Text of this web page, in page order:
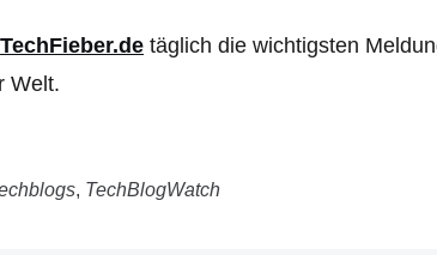
TechFieber.de täglich die wichtigsten
Welt.
, TechBlogWatch